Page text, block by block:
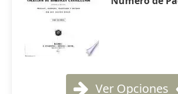
Ver Opciones